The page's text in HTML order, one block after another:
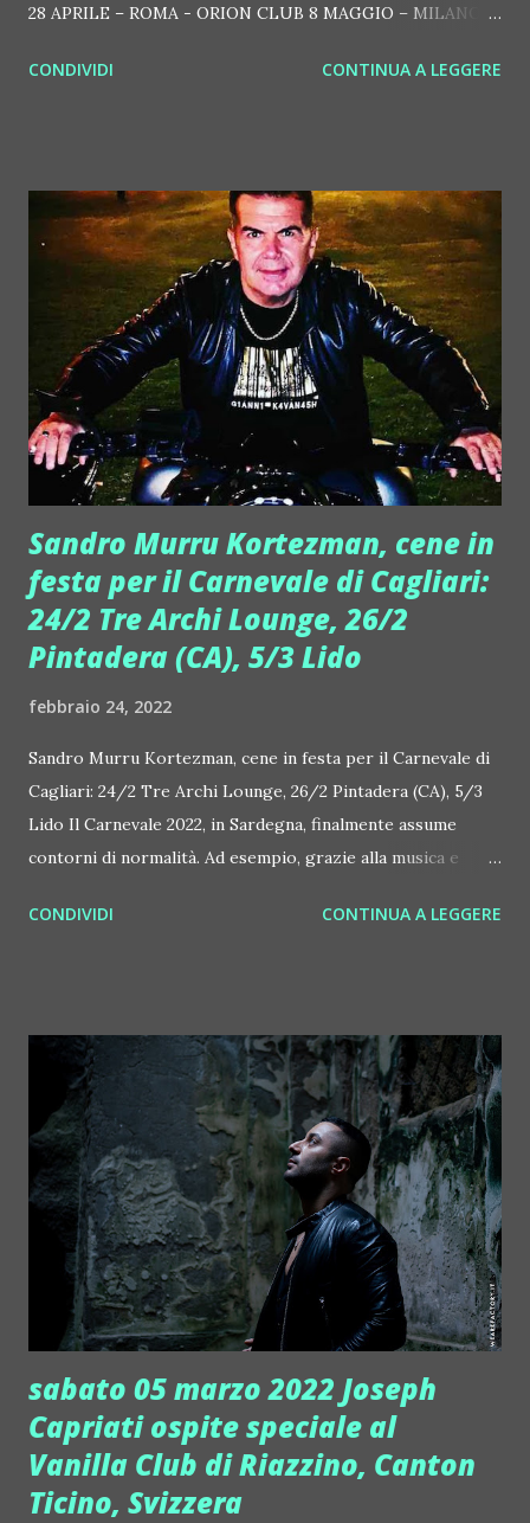
28 APRILE – ROMA - ORION CLUB 8 MAGGIO – MILANO -
CLUB Torna finalmente dal vivo dopo la fortunata
Milano, di lui si sa che sfugge agli sguardi (grazie agli
onnipresenti occhiali da sole, la sua finestra sul mondo) e
che preferisce lasciare parlare la sua musica. Nato
artisticamente con l'hip hop degli anni '90, fin dal suo
primo album solista Musica senza musicisti del 2006 ha
saputo inventare una chiave del tutto personale al rap, da
una parte pescando a piene mani dalla tradizione
cantautorale italiana, dall'altra portando avanti una lunga...
CONDIVIDI CONTINUA A LEGGERE
Sandro Murru Kortezman, cene in
festa per il Carnevale di Cagliari:
24/2 Tre Archi Lounge, 26/2
Pintadera (CA), 5/3 Lido
febbraio 24, 2022
Sandro Murru Kortezman, cene in festa per il Carnevale di
Cagliari: 24/2 Tre Archi Lounge, 26/2 Pintadera (CA), 5/3
Lido Il Carnevale 2022, in Sardegna, finalmente assume
contorni di normalità. Ad esempio, grazie alla musica e
internazionale noto in tutto il mondo, vanno in scena
tutti e tra a Cagliari: giovedì grasso 24/2 Murru è al Tre
Archi Lounge, sabato 26/2 al Pintadera ), 5/3 Lido. Qui i
riferimenti dei tre spazi: Tra Archi Cagliari:
https://trearchicagliari.it ; Pintadera Cagliari:
https://www.facebook.com/pintaderacagliari/ ; Lido
Cagliari: http://www.lidocagliari.com . La musica di Sandro
Murru Kortezman, professionista di grande esperienza, fa
la differenza. Murru sa sempre come stupire il pubblico tra
ritmo e ...
CONDIVIDI CONTINUA A LEGGERE
sabato 05 marzo 2022 Joseph
Capriati ospite speciale al
Vanilla Club di Riazzino, Canton
Ticino, Svizzera